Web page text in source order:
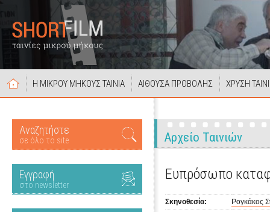
Η ΜΙΚΡΟΥ ΜΗΚΟΥΣ ΤΑΙΝΙΑ ΑΙΘΟΥΣΑ ΠΡΟΒΟΛΗΣ ΧΡΥΣΗ
Αναζητήστε
σε όλο το site
Εγγραφή
στο newsletter
Αρχείο Ταινιών
Ευπρόσωπο
Σκηνοθεσία:
Ρογκάκος